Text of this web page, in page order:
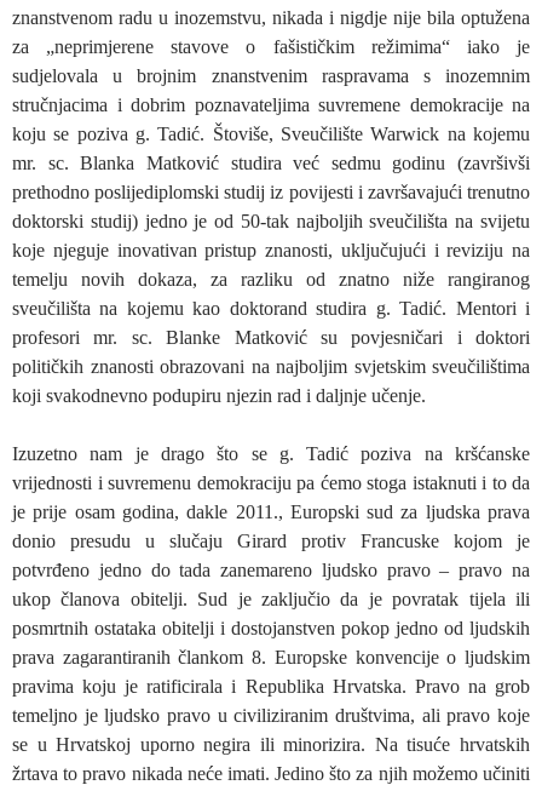
znanstvenom radu u inozemstvu, nikada i nigdje nije bila optužena
za „neprimjerene stavove o fašističkim režimima“ iako je
sudjelovala u brojnim znanstvenim raspravama s inozemnim
stručnjacima i dobrim poznavateljima suvremene demokracije na
koju se poziva g. Tadić. Štoviše, Sveučilište Warwick na kojemu
mr. sc. Blanka Matković studira već sedmu godinu (završivši
prethodno poslijediplomski studij iz povijesti i završavajući trenutno
doktorski studij) jedno je od 50-tak najboljih sveučilišta na svijetu
koje njeguje inovativan pristup znanosti, uključujući i reviziju na
temelju novih dokaza, za razliku od znatno niže rangiranog
sveučilišta na kojemu kao doktorand studira g. Tadić. Mentori i
profesori mr. sc. Blanke Matković su povjesničari i doktori
političkih znanosti obrazovani na najboljim svjetskim sveučilištima
koji svakodnevno podupiru njezin rad i daljnje učenje.
Izuzetno nam je drago što se g. Tadić poziva na kršćanske
vrijednosti i suvremenu demokraciju pa ćemo stoga istaknuti i to da
je prije osam godina, dakle 2011., Europski sud za ljudska prava
donio presudu u slučaju Girard protiv Francuske kojom je
potvrđeno jedno do tada zanemareno ljudsko pravo – pravo na
ukop članova obitelji. Sud je zaključio da je povratak tijela ili
posmrtnih ostataka obitelji i dostojanstven pokop jedno od ljudskih
prava zagarantiranih člankom 8. Europske konvencije o ljudskim
pravima koju je ratificirala i Republika Hrvatska. Pravo na grob
temeljno je ljudsko pravo u civiliziranim društvima, ali pravo koje
se u Hrvatskoj uporno negira ili minorizira. Na tisuće hrvatskih
žrtava to pravo nikada neće imati. Jedino što za njih možemo učiniti